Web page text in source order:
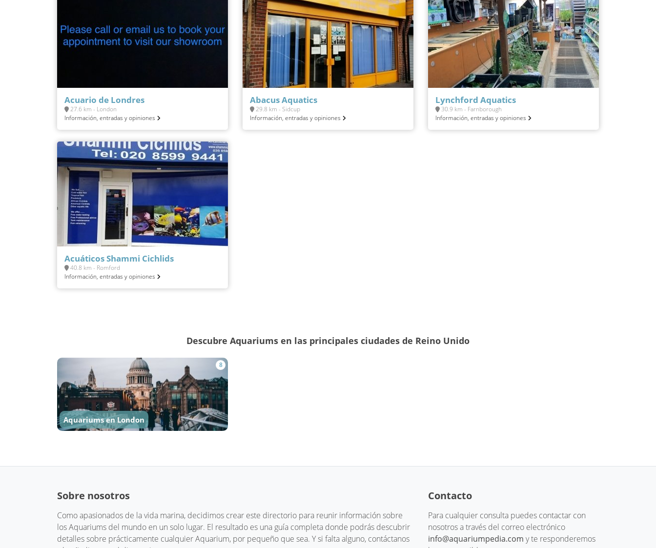
Acuario de Londres
27.6 km - London
Información, entradas y opiniones
Abacus Aquatics
29.8 km - Sidcup
Información, entradas y opiniones
Lynchford Aquatics
30.9 km - Farnborough
Información, entradas y opiniones
Acuáticos Shammi Cichlids
40.8 km - Romford
Información, entradas y opiniones
Descubre Aquariums en las principales ciudades de Reino Unido
8
Aquariums en London
Sobre nosotros
Como apasionados de la vida marina, decidimos crear este directorio para reunir información sobre
los Aquariums del mundo en un solo lugar. El resultado es una guía completa donde podrás descubrir
detalles sobre prácticamente cualquier Aquarium, por pequeño que sea. Y si falta alguno, contáctanos
Contacto
Para cualquier consulta puedes contactar con
nosotros a través del correo electrónico
info@aquariumpedia.com y te responderemos